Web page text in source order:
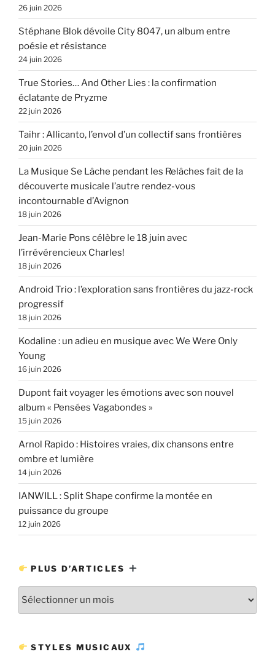
26 juin 2026
Stéphane Blok dévoile City 8047, un album entre
poésie et résistance
24 juin 2026
True Stories… And Other Lies : la confirmation
éclatante de Pryzme
22 juin 2026
Taihr : Allicanto, l’envol d’un collectif sans frontières
20 juin 2026
La Musique Se Lâche pendant les Relâches fait de la
découverte musicale l’autre rendez-vous
incontournable d’Avignon
18 juin 2026
Jean-Marie Pons célèbre le 18 juin avec
l’irrévérencieux Charles!
18 juin 2026
Android Trio : l’exploration sans frontières du jazz-rock
progressif
18 juin 2026
Kodaline : un adieu en musique avec We Were Only
Young
16 juin 2026
Dupont fait voyager les émotions avec son nouvel
album « Pensées Vagabondes »
15 juin 2026
Arnol Rapido : Histoires vraies, dix chansons entre
ombre et lumière
14 juin 2026
IANWILL : Split Shape confirme la montée en
puissance du groupe
12 juin 2026
PLUS D’ARTICLES
STYLES MUSICAUX